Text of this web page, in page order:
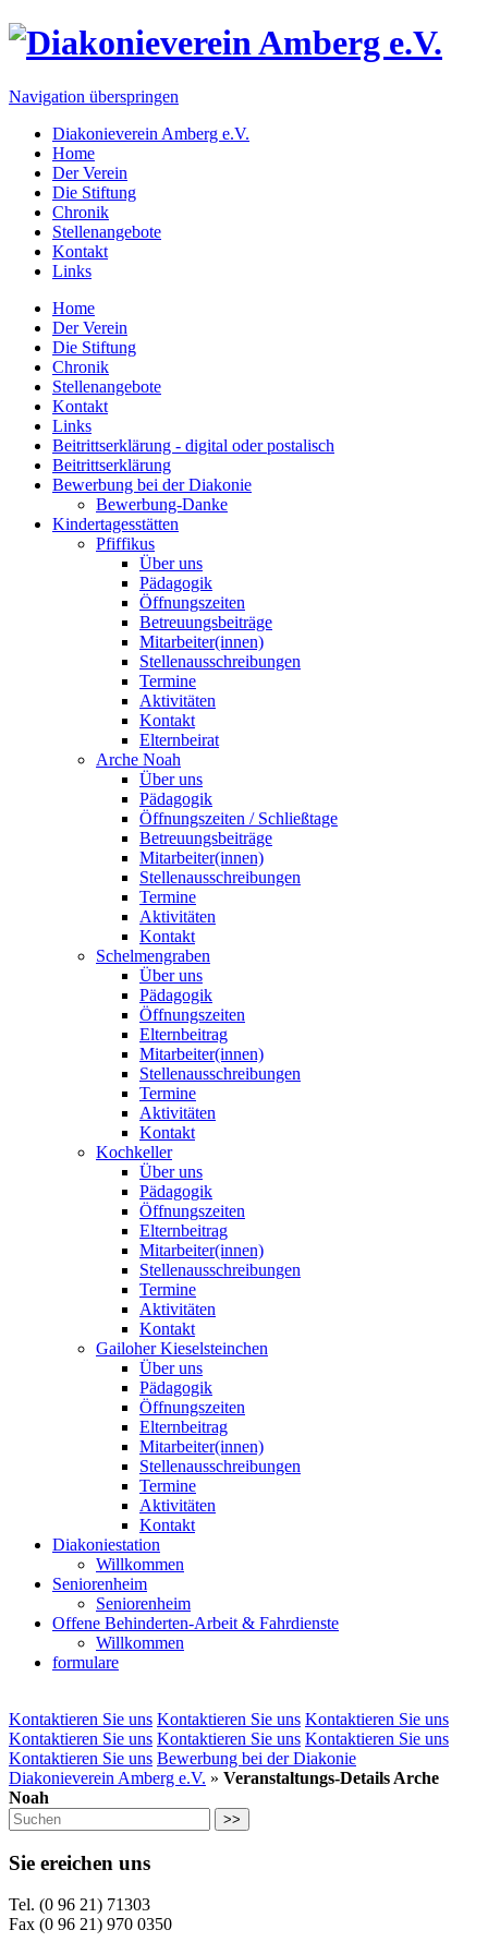
Navigation überspringen
Diakonieverein Amberg e.V.
Home
Der Verein
Die Stiftung
Chronik
Stellenangebote
Kontakt
Links
Home
Der Verein
Die Stiftung
Chronik
Stellenangebote
Kontakt
Links
Beitrittserklärung - digital oder postalisch
Beitrittserklärung
Bewerbung bei der Diakonie
Bewerbung-Danke
Kindertagesstätten
Pfiffikus
Über uns
Pädagogik
Öffnungszeiten
Betreuungsbeiträge
Mitarbeiter(innen)
Stellenausschreibungen
Termine
Aktivitäten
Kontakt
Elternbeirat
Arche Noah
Über uns
Pädagogik
Öffnungszeiten / Schließtage
Betreuungsbeiträge
Mitarbeiter(innen)
Stellenausschreibungen
Termine
Aktivitäten
Kontakt
Schelmengraben
Über uns
Pädagogik
Öffnungszeiten
Elternbeitrag
Mitarbeiter(innen)
Stellenausschreibungen
Termine
Aktivitäten
Kontakt
Kochkeller
Über uns
Pädagogik
Öffnungszeiten
Elternbeitrag
Mitarbeiter(innen)
Stellenausschreibungen
Termine
Aktivitäten
Kontakt
Gailoher Kieselsteinchen
Über uns
Pädagogik
Öffnungszeiten
Elternbeitrag
Mitarbeiter(innen)
Stellenausschreibungen
Termine
Aktivitäten
Kontakt
Diakoniestation
Willkommen
Seniorenheim
Seniorenheim
Offene Behinderten-Arbeit & Fahrdienste
Willkommen
formulare
Kontaktieren Sie uns Kontaktieren Sie uns Kontaktieren Sie uns
Kontaktieren Sie uns Kontaktieren Sie uns Kontaktieren Sie uns
Kontaktieren Sie uns Bewerbung bei der Diakonie
Diakonieverein Amberg e.V. » Veranstaltungs-Details Arche
Noah
>>
Sie ereichen uns
Tel. (0 96 21) 71303
Fax (0 96 21) 970 0350